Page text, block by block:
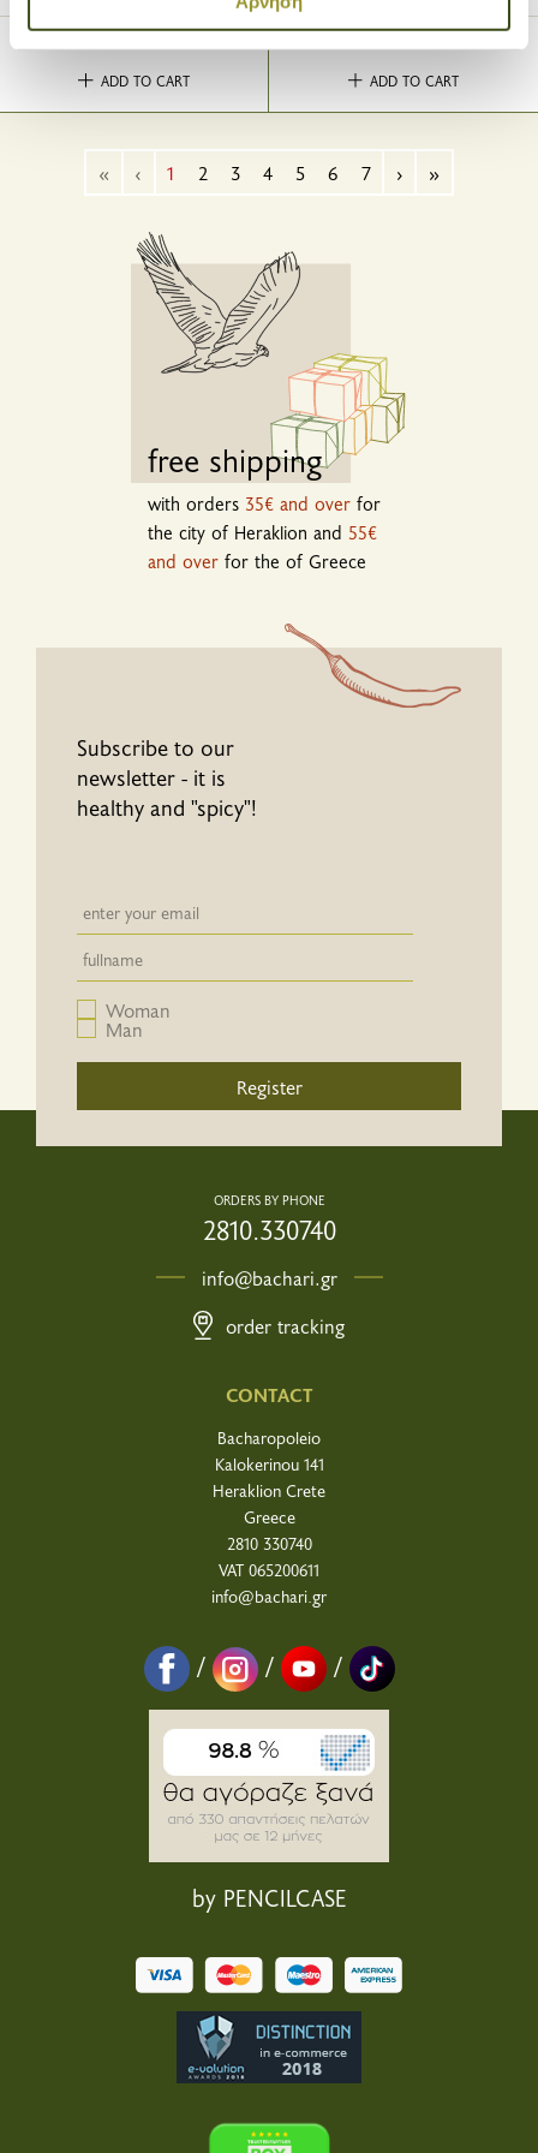
επισκεψιμότητάς μας. Επιπλέον, μοιραζόμαστε
πληροφορίες που αφορούν τον τρόπο που
χρησιμοποιείτε τον ιστότοπό μας με συνεργάτες
κοινωνικών μέσων, διαφήμισης και αναλύσεων, οι
πληροφορίες που τους έχετε παραχωρήσει ή τις οποίες
έχουν συλλέξει σε σχέση με την από μέρους σας χρήση
των υπηρεσιών τους.
ADD TO CART ADD TO CART
« ‹ 1 2 3 4 5 6 7 › »
free shipping
with orders 35€ and over for
the city of Heraklion and 55€
and over for the of Greece
Subscribe to our
newsletter - it is
healthy and "spicy"!
Newsletter email input field
Newsletter email input field
Woman
Man
Register
CONTACT
Bacharopoleio
Kalokerinou 141
Heraklion Crete
Greece
2810 330740
VAT 065200611
info@bachari.gr
/ / /
by PENCILCASE
ORDERS BY PHONE
2810.330740
info@bachari.gr
order tracking